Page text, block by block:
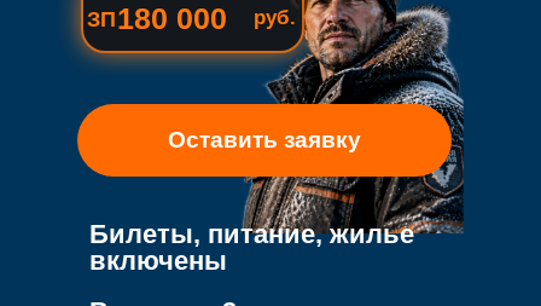
Билеты, питание, жилье
включены
180 000
ЗП руб.
Оставить заявку